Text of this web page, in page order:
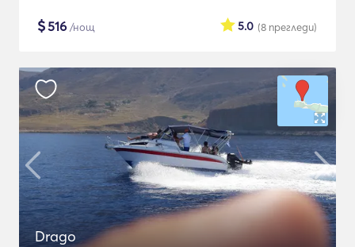
$516 /нощ (8 прегледи)
5.0
Drago